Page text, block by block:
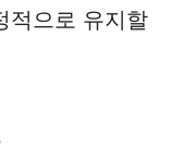
적으로 유지할